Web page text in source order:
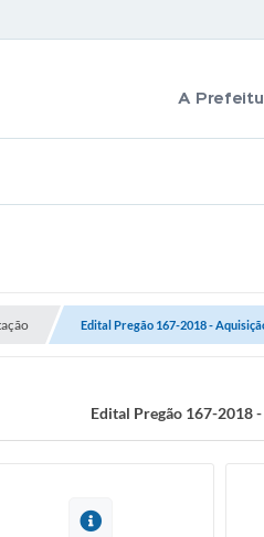
A
Edital Pregão 167-2018 -
Edital Pregão 167-2018